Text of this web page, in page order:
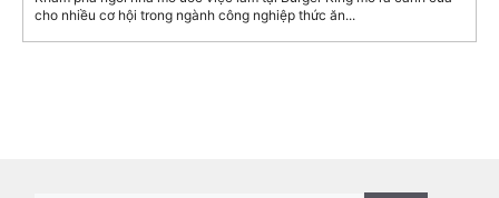
cho nhiều cơ hội trong ngành công nghiệp thức ăn...